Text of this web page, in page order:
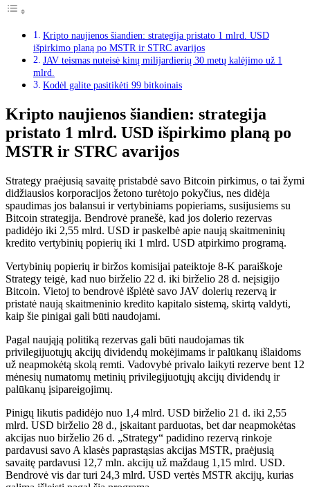
Kripto naujienos šiandien: strategija pristato 1 mlrd. USD
išpirkimo planą po MSTR ir STRC avarijos
JAV teismas nuteisė kinų milijardierių 30 metų kalėjimo už 1
mlrd.
Kodėl galite pasitikėti 99 bitkoinais
Kripto naujienos šiandien: strategija
pristato 1 mlrd. USD išpirkimo planą po
MSTR ir STRC avarijos
​Strategy praėjusią savaitę pristabdė savo Bitcoin pirkimus, o tai žymi
didžiausios korporacijos žetono turėtojo pokyčius, nes didėja
spaudimas jos balansui ir vertybiniams popieriams, susijusiems su
Bitcoin strategija. Bendrovė pranešė, kad jos dolerio rezervas
padidėjo iki 2,55 mlrd. USD ir paskelbė apie naują skaitmeninių
kredito vertybinių popierių iki 1 mlrd. USD atpirkimo programą.
Vertybinių popierių ir biržos komisijai pateiktoje 8-K paraiškoje
Strategy teigė, kad nuo birželio 22 d. iki birželio 28 d. neįsigijo
Bitcoin. Vietoj to bendrovė išplėtė savo JAV dolerių rezervą ir
pristatė naują skaitmeninio kredito kapitalo sistemą, skirtą valdyti,
kaip šie pinigai gali būti naudojami.
Pagal naująją politiką rezervas gali būti naudojamas tik
privilegijuotųjų akcijų dividendų mokėjimams ir palūkanų išlaidoms
už neapmokėtą skolą remti. Vadovybė privalo laikyti rezerve bent 12
mėnesių numatomų metinių privilegijuotųjų akcijų dividendų ir
palūkanų įsipareigojimų.
Pinigų likutis padidėjo nuo 1,4 mlrd. USD birželio 21 d. iki 2,55
mlrd. USD birželio 28 d., įskaitant parduotas, bet dar neapmokėtas
akcijas nuo birželio 26 d. „Strategy“ padidino rezervą rinkoje
pardavusi savo A klasės paprastąsias akcijas MSTR, praėjusią
savaitę pardavusi 12,7 mln. akcijų už maždaug 1,15 mlrd. USD.
Bendrovė vis dar turi 24,3 mlrd. USD vertės MSTR akcijų, kurias